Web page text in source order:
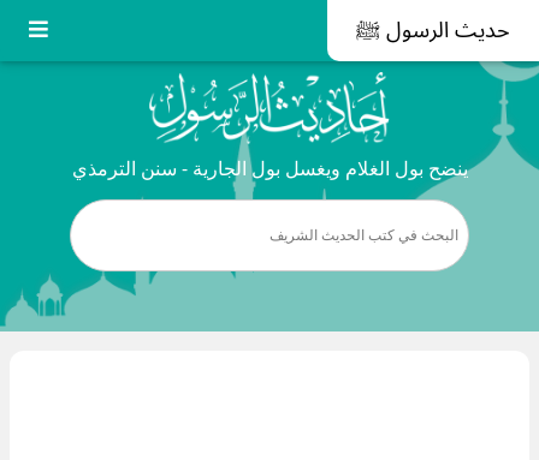
حديث الرسول ﷺ
ينضح بول الغلام ويغسل بول الجارية - سنن الترمذي